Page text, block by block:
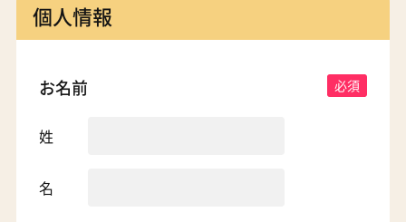
個人情報
お名前
姓
名